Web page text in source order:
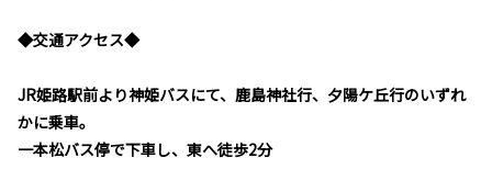
◆交通アクセス◆
JR姫路駅前より神姫バスにて、鹿島神社行、夕陽ケ丘行のいずれ
かに乗車。
一本松バス停で下車し、東へ徒歩2分